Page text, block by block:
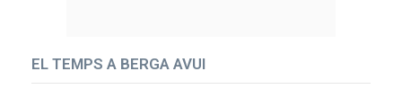
EL TEMPS A BERGA AVUI